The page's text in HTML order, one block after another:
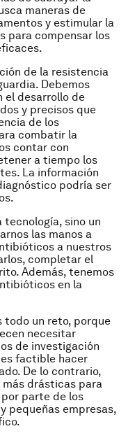
maneras de
y estimular la
para compensar los
de la resistencia
Debemos
el desarrollo de
y precisos que
de los
combatir la
contar con
a tiempo los
La información
podría ser
tecnología, sino un
las manos a
a nuestros
completar el
Además, tenemos
en la
todo un reto, porque
necesitar
de investigación
factible hacer
De lo contrario,
drásticas para
parte de los
pequeñas empresas,